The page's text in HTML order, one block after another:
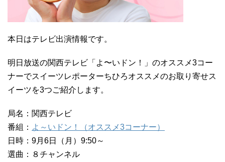
本日はテレビ出演情報です。
明日放送の関西テレビ「よ〜いドン！」のオススメ3コー
ナーでスイーツレポーターちひろオススメのお取り寄せス
イーツを3つご紹介します。
局名：関西テレビ
番組： よ～いドン！（オススメ3コーナー）
日時：9月6日（月）9:50～
選曲：８チャンネル